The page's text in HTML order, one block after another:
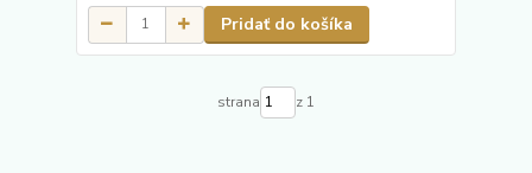
Pridať do košíka
strana z 1